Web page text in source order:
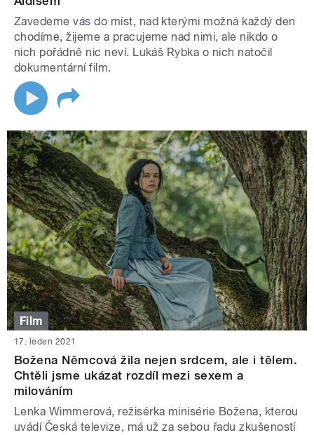
Zavedeme vás do míst, nad kterými možná každý den
chodíme, žijeme a pracujeme nad nimi, ale nikdo o
nich pořádně nic neví. Lukáš Rybka o nich natočil
dokumentární film.
Film
17. leden 2021
Božena Němcová žila nejen srdcem, ale i tělem.
Chtěli jsme ukázat rozdíl mezi sexem a
milováním
Lenka Wimmerová, režisérka minisérie Božena, kterou
uvádí Česká televize, má už za sebou řadu zkušeností